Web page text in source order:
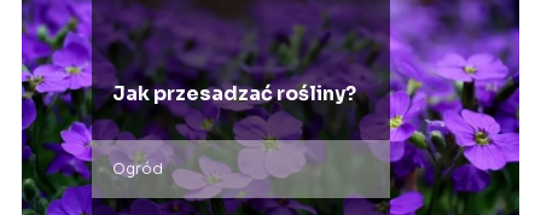
Jak przesadzać rośliny?
Ogród